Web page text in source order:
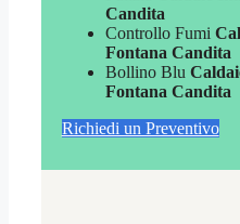
Candita
Controllo Fumi
Fontana Candita
Bollino Blu
Fontana Candita
Richiedi un Preventivo